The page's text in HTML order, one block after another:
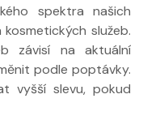
spektra našich
služeb.
závisí na aktuální
podle poptávky.
vyšší slevu, pokud